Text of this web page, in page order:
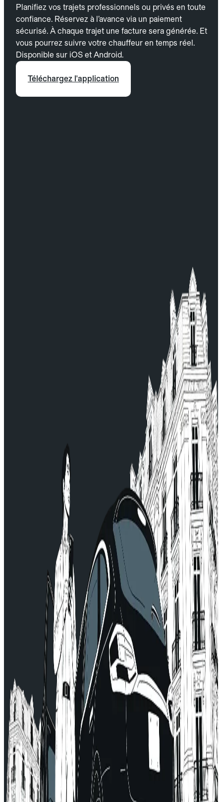
Planifiez vos trajets professionnels ou privés en toute
confiance. Réservez à l’avance via un paiement
sécurisé. À chaque trajet une facture sera générée. Et
vous pourrez suivre votre chauffeur en temps réel.
Disponible sur iOS et Android.
Téléchargez l'application